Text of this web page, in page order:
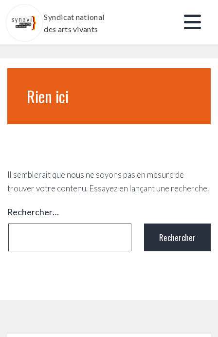
contenu
Syndicat national
des arts vivants
Rien ici
Il semblerait que nous ne soyons pas en mesure de
trouver votre contenu. Essayez en lançant une recherche.
Rechercher…